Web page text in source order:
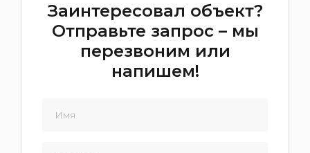
Заинтересовал объект?
Отправьте запрос – мы
перезвоним или
напишем!